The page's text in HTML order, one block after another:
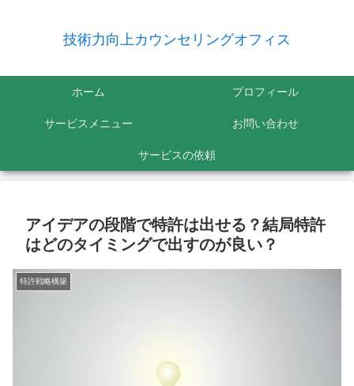
技術力向上カウンセリングオフィス
ホーム プロフィール
サービスメニュー お問い合わせ
サービスの依頼
アイデアの段階で特許は出せる？結局特許
はどのタイミングで出すのが良い？
特許戦略構築